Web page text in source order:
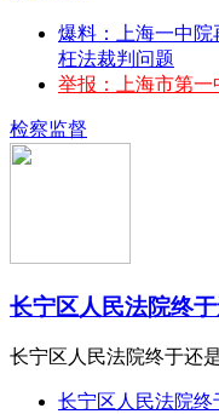
爆料：上海一中
枉法裁判问题
举报：上海市第
检察监督
长宁区人民法院终
长宁区人民法院终于还
长宁区人民法院终